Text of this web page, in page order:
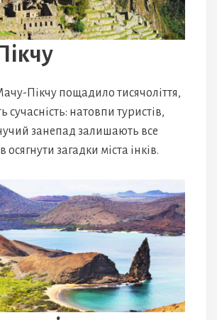
Пікчу пощадило тисячоліття,
сучасність: натовпи туристів,
занепад залишають все
загадки міста інків.